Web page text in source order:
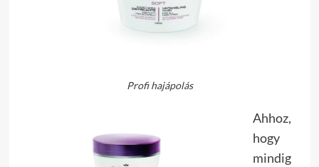
Profi hajápolás
Ahhoz,
hogy
mindig